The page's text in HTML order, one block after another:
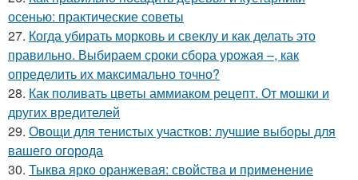
осенью: практические советы
27. Когда убирать морковь и свеклу и как делать это
правильно. Выбираем сроки сбора урожая –, как
определить их максимально точно?
28. Как поливать цветы аммиаком рецепт. От мошки и
других вредителей
29. Овощи для тенистых участков: лучшие выборы для
вашего огорода
30. Тыква ярко оранжевая: свойства и применение